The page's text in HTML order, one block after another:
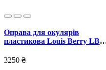
Оправа для окулярів
пластикова Louis Berry LB
3250 ₴